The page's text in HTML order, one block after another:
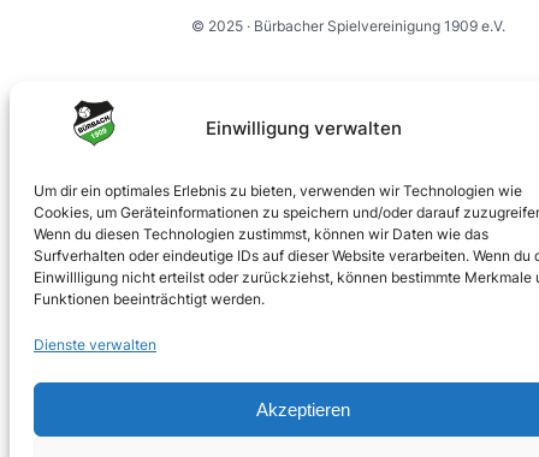
Einwilligung verwalten
Um dir ein optimales Erlebnis zu bieten, verwenden wir Technologien wie
Cookies, um Geräteinformationen zu speichern und/oder darauf
Wenn du diesen Technologien zustimmst, können wir Daten wie das
Surfverhalten oder eindeutige IDs auf dieser Website verarbeiten. Wenn du
Einwillligung nicht erteilst oder zurückziehst, können bestimmte Merkmale
Funktionen beeinträchtigt werden.
Dienste verwalten
Akzeptieren
© 2025 · Bürbacher Spielvereinigung 1909 e.V.
Umsetzung:jubecker.dev
ImpressumDatenschutz